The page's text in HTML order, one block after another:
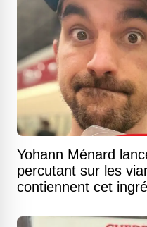
Yohann Ménard
percutant sur les
contiennent cet